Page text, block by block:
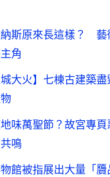
斯原來長這樣？ 藝
角
城大火】七棟古建築
味萬聖節？故宮專
鳴
館被指展出大量「